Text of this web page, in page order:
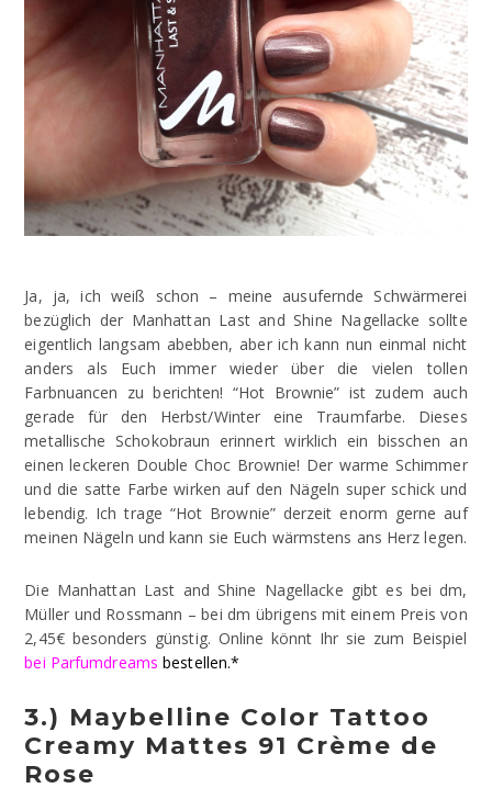
Ja, ja, ich weiß schon – meine ausufernde Schwärmerei
bezüglich der Manhattan Last and Shine Nagellacke sollte
eigentlich langsam abebben, aber ich kann nun einmal nicht
anders als Euch immer wieder über die vielen tollen
Farbnuancen zu berichten! “Hot Brownie” ist zudem auch
gerade für den Herbst/Winter eine Traumfarbe. Dieses
metallische Schokobraun erinnert wirklich ein bisschen an
einen leckeren Double Choc Brownie! Der warme Schimmer
und die satte Farbe wirken auf den Nägeln super schick und
lebendig. Ich trage “Hot Brownie” derzeit enorm gerne auf
meinen Nägeln und kann sie Euch wärmstens ans Herz legen.
Die Manhattan Last and Shine Nagellacke gibt es bei dm,
Müller und Rossmann – bei dm übrigens mit einem Preis von
2,45€ besonders günstig. Online könnt Ihr sie zum Beispiel
bei Parfumdreams bestellen.*
3.) Maybelline Color Tattoo
Creamy Mattes 91 Crème de
Rose